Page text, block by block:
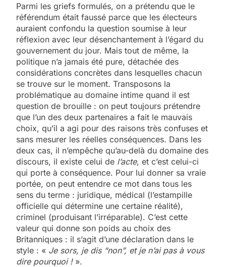
Parmi les griefs formulés, on a prétendu que le
référendum était faussé parce que les électeurs
auraient confondu la question soumise à leur
réflexion avec leur désenchantement à l’égard du
gouvernement du jour. Mais tout de même, la
politique n’a jamais été pure, détachée des
considérations concrètes dans lesquelles chacun
se trouve sur le moment. Transposons la
problématique au domaine intime quand il est
question de brouille : on peut toujours prétendre
que l’un des deux partenaires a fait le mauvais
choix, qu’il a agi pour des raisons très confuses et
sans mesurer les réelles conséquences. Dans les
deux cas, il n’empêche qu’au-delà du domaine des
discours, il existe celui de l’acte, et c’est celui-ci
qui porte à conséquence. Pour lui donner sa vraie
portée, on peut entendre ce mot dans tous les
sens du terme : juridique, médical (l’estampille
officielle qui détermine une certaine réalité),
criminel (produisant l’irréparable). C’est cette
valeur qui donne son poids au choix des
Britanniques : il s’agit d’une déclaration dans le
style : « Je sors, je dis “non”, et je n’ai pas à vous
dire pourquoi !».